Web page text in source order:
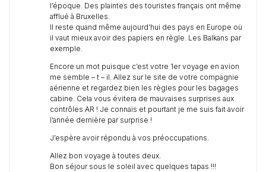
l’époque. Des plaintes des touristes français ont même
afflué à Bruxelles.
Il reste quand même aujourd’hui des pays en Europe où
il vaut mieux avoir des papiers en règle. Les Balkans par
exemple.
Encore un mot puisque c’est votre 1er voyage en avion
me semble – t – il. Allez sur le site de votre compagnie
aérienne et regardez bien les règles pour les bagages
cabine. Cela vous évitera de mauvaises surprises aux
contrôles AR ! Je connais et pourtant je me suis fait avoir
l’année dernière par surprise !
J’espère avoir répondu à vos préoccupations.
Allez bon voyage à toutes deux.
Bon séjour sous le soleil avec quelques tapas !!!